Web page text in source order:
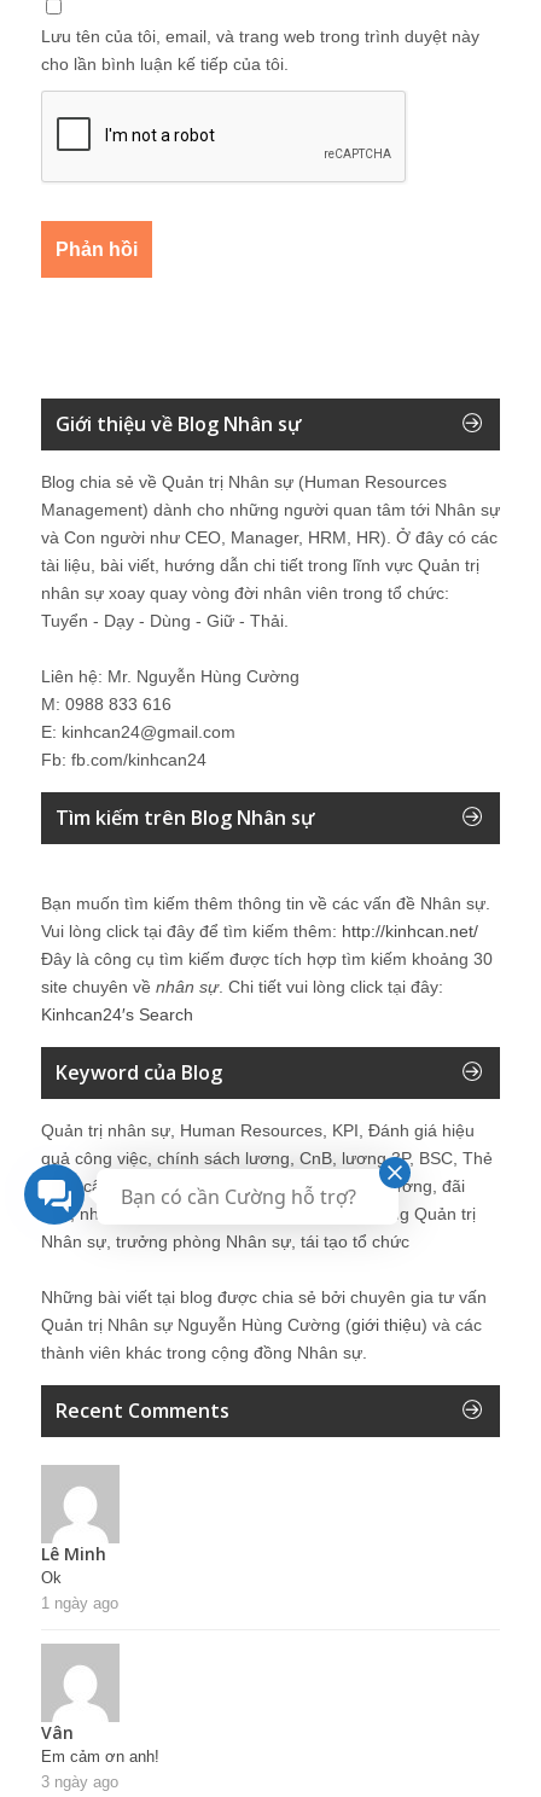
Lưu tên của tôi, email, và trang web trong trình duyệt này
cho lần bình luận kế tiếp của tôi.
Giới thiệu về Blog Nhân sự
Blog chia sẻ về Quản trị Nhân sự (Human Resources
Management) dành cho những người quan tâm tới Nhân sự
và Con người như CEO, Manager, HRM, HR). Ở đây có các
tài liệu, bài viết, hướng dẫn chi tiết trong lĩnh vực Quản trị
nhân sự xoay quay vòng đời nhân viên trong tổ chức:
Tuyển - Dạy - Dùng - Giữ - Thải.
Liên hệ: Mr. Nguyễn Hùng Cường
M: 0988 833 616
E: kinhcan24@gmail.com
Fb: fb.com/kinhcan24
Tìm kiếm trên Blog Nhân sự
Bạn muốn tìm kiếm thêm thông tin về các vấn đề Nhân sự
Vui lòng click tại đây để tìm kiếm thêm: http://kinhcan.net/
Đây là công cụ tìm kiếm được tích hợp tìm kiếm khoảng 30
site chuyên về nhân sự. Chi tiết vui lòng click tại đây:
Kinhcan24′s Search
Keyword của Blog
Quản trị nhân sự, Human Resources, KPI, Đánh giá hiệu
quả công việc, chính sách lương, CnB, lương 3P, BSC, Thẻ
điểm cân bằng, tuyển dụng, đào tạo, lương thưởng, đãi
ngộ, nhân sự, tổ chức, cơ cấu tổ chức, hệ thống Quản trị
Nhân sự, trưởng phòng Nhân sự, tái tạo tổ chức
Những bài viết tại blog được chia sẻ bởi chuyên gia tư vấn
Quản trị Nhân sự Nguyễn Hùng Cường (giới thiệu) và các
thành viên khác trong cộng đồng Nhân sự.
Recent Comments
Lê Minh
Ok
1 ngày ago
Vân
Em cảm ơn anh!
3 ngày ago
Bạn có cần Cường hỗ trợ?